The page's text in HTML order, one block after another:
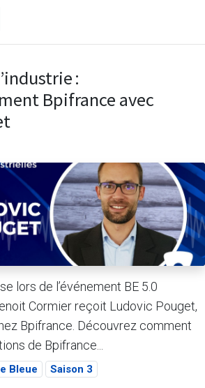
:
Bpifrance avec
lors de l’événement BE 5.0
Cormier reçoit Ludovic Pouget,
Bpifrance. Découvrez comment
de Bpifrance...
Bleue Saison 3